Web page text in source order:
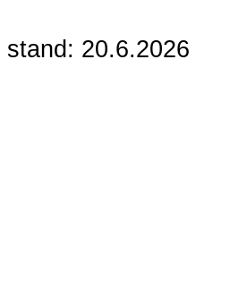
stand: 20.6.2026